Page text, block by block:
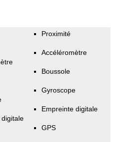
Proximité
Accéléromètre
Boussole
Gyroscope
Empreinte digitale
GPS